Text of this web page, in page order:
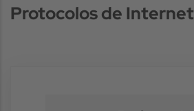
Protocolos de Internet